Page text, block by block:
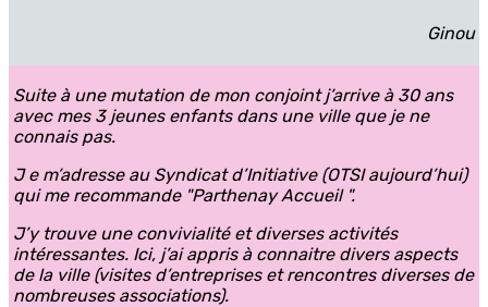
Ginou
Suite à une mutation de mon conjoint j’arrive à 30 ans
avec mes 3 jeunes enfants dans une ville que je ne
connais pas.
J e m’adresse au Syndicat d’Initiative (OTSI aujourd’hui)
qui me recommande "Parthenay Accueil ".
J’y trouve une convivialité et diverses activités
intéressantes. Ici, j’ai appris à connaitre divers aspects
de la ville (visites d’entreprises et rencontres diverses de
nombreuses associations).